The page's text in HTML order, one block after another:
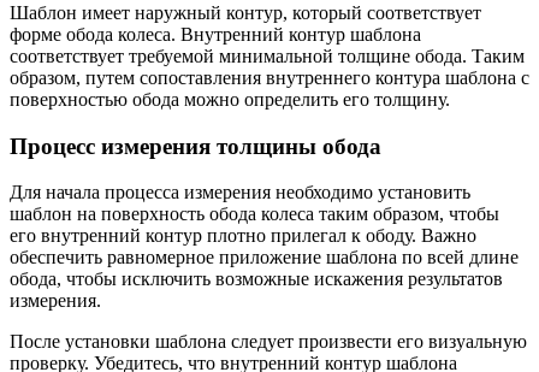
Шаблон имеет наружный контур, который соответствует
форме обода колеса. Внутренний контур шаблона
соответствует требуемой минимальной толщине обода. Таким
образом, путем сопоставления внутреннего контура шаблона с
поверхностью обода можно определить его толщину.
Процесс измерения толщины обода
Для начала процесса измерения необходимо установить
шаблон на поверхность обода колеса таким образом, чтобы
его внутренний контур плотно прилегал к ободу. Важно
обеспечить равномерное приложение шаблона по всей длине
обода, чтобы исключить возможные искажения результатов
измерения.
После установки шаблона следует произвести его визуальную
проверку. Убедитесь, что внутренний контур шаблона